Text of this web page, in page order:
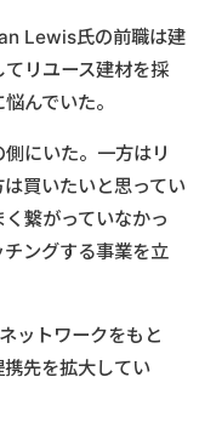
Lewis氏の前職は建
リユース建材を採
んでいた。
側にいた。一方はリ
買いたいと思ってい
繋がっていなかっ
ングする事業を立
ットワークをもと
先を拡大してい